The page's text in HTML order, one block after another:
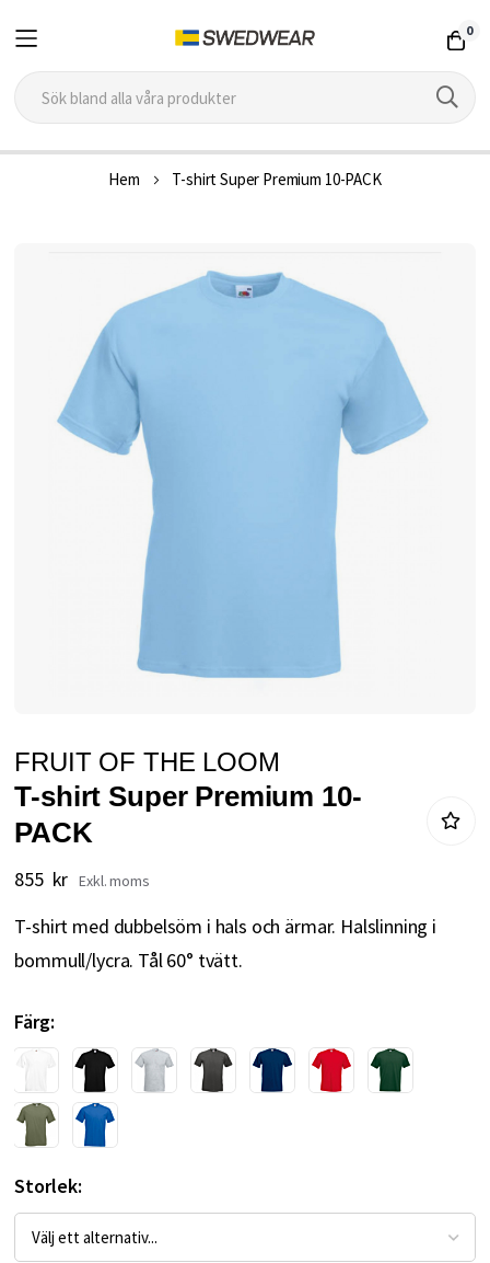
0
Hem T-shirt Super Premium 10-PACK
bildgalleriet
till
början
av
bildgalleriet
FRUIT OF THE LOOM
T-shirt Super Premium 10-
PACK
855 kr
T-shirt med dubbelsöm i hals och ärmar. Halslinning i
bommull/lycra. Tål 60° tvätt.
Färg
Storlek